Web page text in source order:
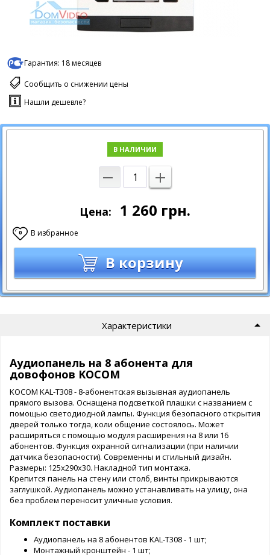
Гарантия: 18 месяцев
Сообщить о снижении цены
Нашли дешевле?
В НАЛИЧИИ
Цена: 1 260 грн.
0 В избранное
В корзину
Характеристики
Аудиопанель на 8 абонента для
довофонов KOCOM
KOCOM KAL-T308 - 8-абонентская вызывная аудиопанель
прямого вызова. Оснащена подсветкой плашки с названием с
помощью светодиодной лампы. Функция безопасного открытия
дверей только тогда, коли общение состоялось. Может
расширяться с помощью модуля расширения на 8 или 16
абонентов. Функция охранной сигнализации (при наличии
датчика безопасности). Современны и стильный дизайн.
Размеры: 125х290х30. Накладной тип монтажа.
Крепится панель на стену или столб, винты прикрываются
заглушкой. Аудиопанель можно устанавливать на улицу, она
без проблем переносит уличные условия.
Комплект поставки
Аудиопанель на 8 абонентов KAL-T308 - 1 шт;
Монтажный кронштейн - 1 шт;